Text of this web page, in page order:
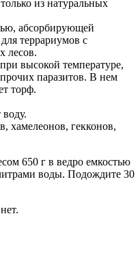
из натуральных
абсорбирующей
террариумов с
лесов.
высокой температуре,
паразитов. В нем
торф.
хамелеонов, гекконов,
650 г в ведро емкостью
воды. Подождите 30